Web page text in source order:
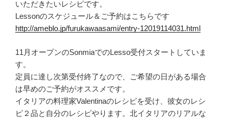
いただきたいレシピです。
Lessonのスケジュール＆ご予約はこちらです
http://ameblo.jp/furukawaasami/entry-12019114031.html
11月オープンのSonmiaでのLesso受付スタートしていま
す。
定員に達し次第受付終了なので、ご希望の日がある場合
は早めのご予約がオススメです。
イタリアの料理家Valentinaのレシピを受け、彼女のレシ
ピ２品と自分のレシピやります。北イタリアのリアルな